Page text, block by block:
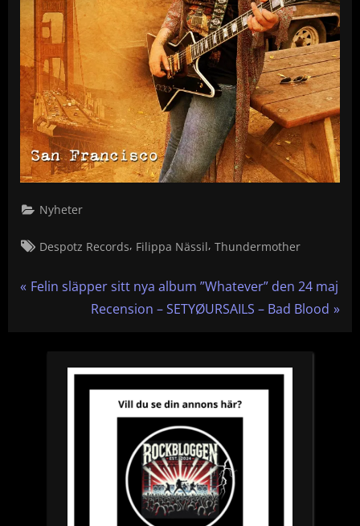
Nyheter
Tags:
Despotz Records, Filippa Nässil,Thundermother
P
Felin släpper sitt nya album ”Whatever” den 24 maj
N
t
Recension – SETYØURSAILS – Bad Blood